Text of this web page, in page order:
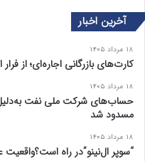
آخرین اخبار
۱۸ مرداد ۱۴۰۵
کارت‌های بازرگانی اجاره‌ای؛ از
۱۸ مرداد ۱۴۰۵
حساب‌های شرکت ملی نفت
مسدود شد
۱۸ مرداد ۱۴۰۵
“سوپر ال‌نینو”در راه